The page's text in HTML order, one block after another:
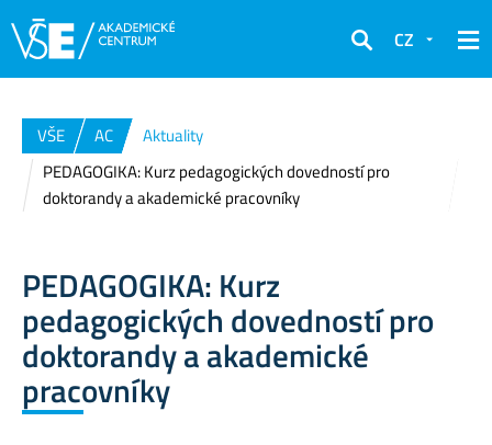
Hledat
CZ
VŠE AC
Aktuality
PEDAGOGIKA: Kurz pedagogických dovedností pro
doktorandy a akademické pracovníky
PEDAGOGIKA: Kurz
pedagogických dovedností pro
doktorandy a akademické
pracovníky